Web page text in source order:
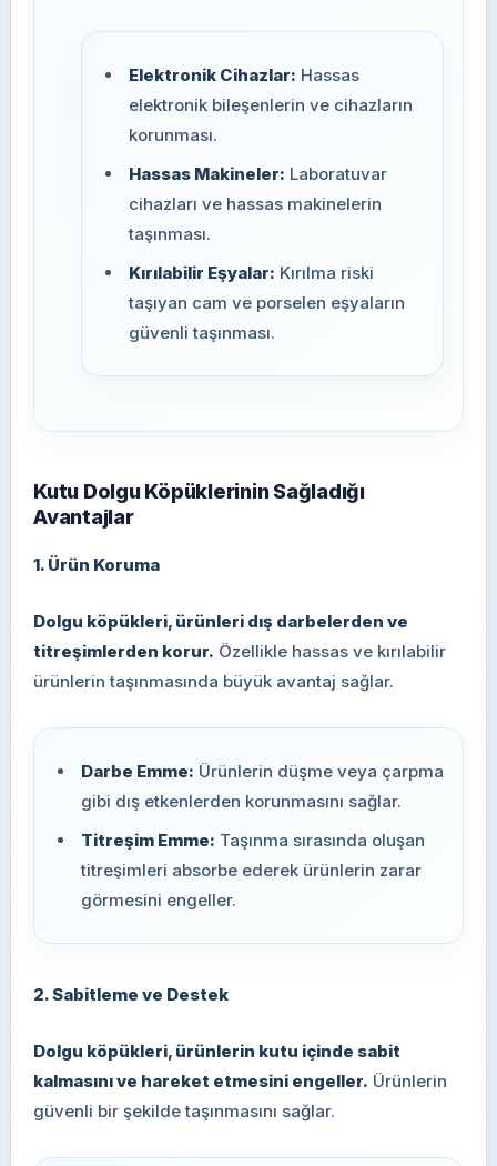
Elektronik Cihazlar: Hassas
elektronik bileşenlerin ve cihazların
korunması.
Hassas Makineler: Laboratuvar
cihazları ve hassas makinelerin
taşınması.
Kırılabilir Eşyalar: Kırılma riski
taşıyan cam ve porselen eşyaların
güvenli taşınması.
Kutu Dolgu Köpüklerinin Sağladığı
Avantajlar
1. Ürün Koruma
Dolgu köpükleri, ürünleri dış darbelerden ve
titreşimlerden korur. Özellikle hassas ve kırılabilir
ürünlerin taşınmasında büyük avantaj sağlar.
Darbe Emme: Ürünlerin düşme veya çarpma
gibi dış etkenlerden korunmasını sağlar.
Titreşim Emme: Taşınma sırasında oluşan
titreşimleri absorbe ederek ürünlerin zarar
görmesini engeller.
2. Sabitleme ve Destek
Dolgu köpükleri, ürünlerin kutu içinde sabit
kalmasını ve hareket etmesini engeller. Ürünlerin
güvenli bir şekilde taşınmasını sağlar.